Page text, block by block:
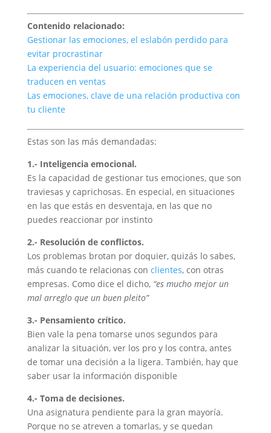
Contenido relacionado:
Gestionar las emociones, el eslabón perdido para
evitar procrastinar
La experiencia del usuario: emociones que se
traducen en ventas
Las emociones, clave de una relación productiva con
tu cliente
Estas son las más demandadas:
1.- Inteligencia emocional.
Es la capacidad de gestionar tus emociones, que son
traviesas y caprichosas. En especial, en situaciones
en las que estás en desventaja, en las que no
puedes reaccionar por instinto
2.- Resolución de conflictos.
Los problemas brotan por doquier, quizás lo sabes,
más cuando te relacionas con clientes, con otras
empresas. Como dice el dicho, “es mucho mejor un
mal arreglo que un buen pleito”
3.- Pensamiento crítico.
Bien vale la pena tomarse unos segundos para
analizar la situación, ver los pro y los contra, antes
de tomar una decisión a la ligera. También, hay que
saber usar la información disponible
4.- Toma de decisiones.
Una asignatura pendiente para la gran mayoría.
Porque no se atreven a tomarlas, y se quedan